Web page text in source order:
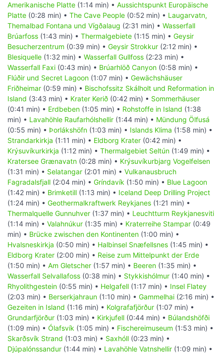
Amerikanische Platte (1:14 min) • Aussichtspunkt Europäische
Platte (0:28 min) • The Cave People (0:52 min) • Laugarvatn,
Themalbad Fontana und Vígðalaug (2:31 min) • Wasserfall
Brúarfoss (1:43 min) • Thermalgebiete (1:15 min) • Geysir
Besucherzentrum (0:39 min) • Geysir Strokkur (2:12 min) •
Blesiquelle (1:32 min) • Wasserfall Gullfoss (2:23 min) •
Wasserfall Faxi (0:43 min) • Brúarhlöð Canyon (0:58 min) •
Flúðir und Secret Lagoon (1:07 min) • Gewächshäuser
Friðheimar (0:59 min) • Bischofssitz Skálholt und Reformation in
Island (3:43 min) • Krater Kerið (0:42 min) • Sommerhäuser
(0:41 min) • Erdbeben (1:05 min) • Rohstoffe in Island (1:38
min) • Lavahöhle Raufarhólshellir (1:44 min) • Mündung Ölfusá
(0:55 min) • Þorlákshöfn (1:03 min) • Islands Klima (1:58 min) •
Strandarkirkja (1:11 min) • Eldborg Krater (0:42 min) •
Krýsuvíkurkirkja (1:12 min) • Thermalgebiet Seltún (1:49 min) •
Kratersee Grænavatn (0:28 min) • Krýsuvíkurbjarg Vogelfelsen
(1:31 min) • Selatangar (2:01 min) • Vulkanausbruch
Fagradalsfjall (2:04 min) • Gríndavík (1:50 min) • Blue Lagoon
(1:42 min) • Brimketill (1:13 min) • Iceland Deep Drilling Project
(1:24 min) • Geothermalkraftwerk Reykjanes (1:21 min) •
Thermalquelle Gunnuhver (1:37 min) • Leuchtturm Reykjanesviti
(1:14 min) • Valahnúkur (1:35 min) • Kraterreihe Stampar (0:49
min) • Brücke zwischen den Kontinenten (1:00 min) •
Hvalsneskirkja (0:50 min) • Halbinsel Snæfellsnes (1:45 min) •
Eldborg Krater (2:00 min) • Reise zum Mittelpunkt der Erde
(1:50 min) • Am Gletscher (1:57 min) • Beeren (1:35 min) •
Wasserfall Selvallafoss (0:38 min) • Stykkishólmur (1:40 min) •
Rhyolithgestein (0:55 min) • Helgafell (1:17 min) • Insel Flatey
(2:03 min) • Berserkjahraun (1:10 min) • Gammelhai (2:16 min) •
Gezeiten in Island (1:16 min) • Kolgrafafjörður (1:07 min) •
Grundarfjörður (1:03 min) • Kirkjufell (0:44 min) • Búlandshöfði
(1:09 min) • Ólafsvík (1:05 min) • Fischereimuseum (1:53 min) •
Skarðsvík Strand (1:03 min) • Saxhóll (0:23 min) •
Djúpalónssandur (1:44 min) • Lavahöhle Vatnshellir (1:09 min) •